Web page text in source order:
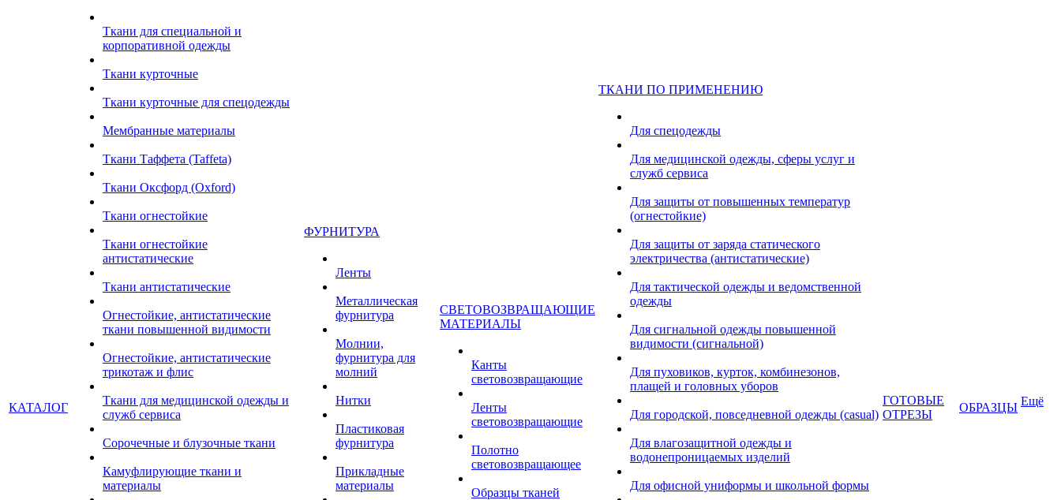
КАТАЛОГ
Ткани для специальной и
корпоративной одежды
Ткани курточные
Ткани курточные для спецодежды
Мембранные материалы
Ткани Таффета (Taffeta)
Ткани Оксфорд (Oxford)
Ткани огнестойкие
Ткани огнестойкие
антистатические
Ткани антистатические
Огнестойкие, антистатические
ткани повышенной видимости
Огнестойкие, антистатические
трикотаж и флис
Ткани для медицинской одежды и
служб сервиса
Сорочечные и блузочные ткани
Камуфлирующие ткани и
материалы
ФУРНИТУРА
Ленты
Металлическая
фурнитура
Молнии,
фурнитура для
молний
Нитки
Пластиковая
фурнитура
Прикладные
материалы
СВЕТОВОЗВРАЩАЮЩИЕ
МАТЕРИАЛЫ
Канты
световозвращающие
Ленты
световозвращающие
Полотно
световозвращающее
Образцы тканей
ТКАНИ ПО ПРИМЕНЕНИЮ
Для спецодежды
Для медицинской одежды, сферы услуг и
служб сервиса
Для защиты от повышенных температур
(огнестойкие)
Для защиты от заряда статического
электричества (антистатические)
Для тактической одежды и ведомственной
одежды
Для сигнальной одежды повышенной
видимости (сигнальной)
Для пуховиков, курток, комбинезонов,
плащей и головных уборов
Для городской, повседневной одежды (casual)
Для влагозащитной одежды и
водонепроницаемых изделий
Для офисной униформы и школьной формы
ГОТОВЫЕ
ОТРЕЗЫ
ОБРАЗЦЫ Ещё